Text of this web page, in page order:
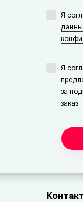
Я
Я
за
заказ